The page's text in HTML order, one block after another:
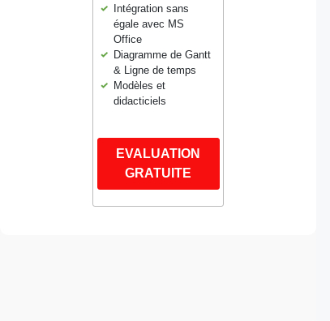
Intégration sans
égale avec MS
Office
Diagramme de Gantt
& Ligne de temps
Modèles et
didacticiels
EVALUATION
GRATUITE